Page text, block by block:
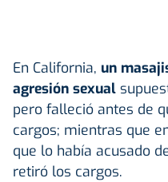
En California, un
agresión sexual
pero falleció antes de
cargos; mientras que
que lo había acusado
retiró los cargos.